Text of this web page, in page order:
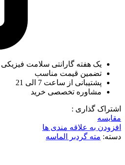
یک هفته گارانتی سلامت فیزیکی
تضمین قیمت مناسب
پشتیبانی از ساعت 7 الی 21
مشاوره تخصصی خرید
اشتراک گذاری :
مقایسه
افزودن به علاقه مندی ها
دسته: مته گردبر الماسه